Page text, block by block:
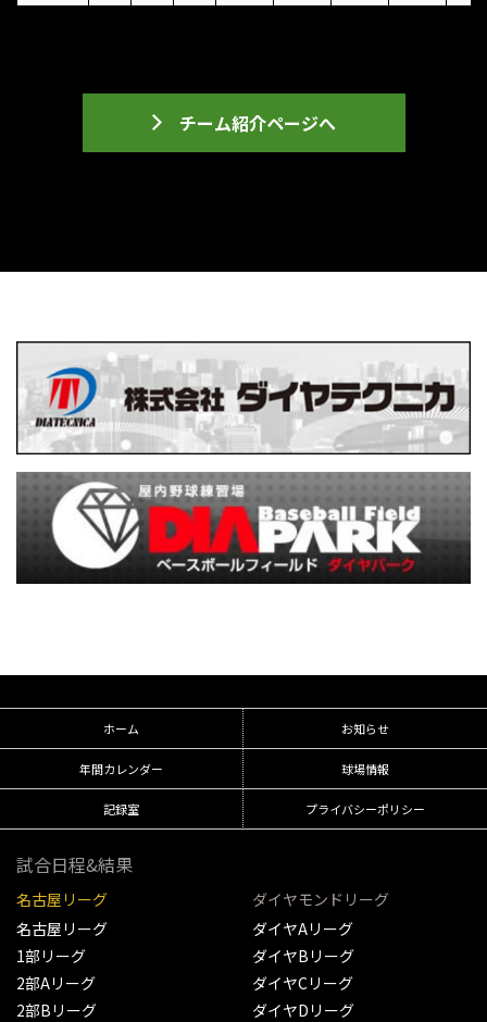
チーム紹介ページへ
ホーム お知らせ
年間カレンダー 球場情報
記録室 プライバシーポリシー
試合日程&結果
名古屋リーグ
名古屋リーグ
1部リーグ
2部Aリーグ
2部Bリーグ
ダイヤモンドリーグ
ダイヤAリーグ
ダイヤBリーグ
ダイヤCリーグ
ダイヤDリーグ